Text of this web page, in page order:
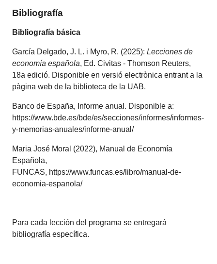
Bibliografía
Bibliografía básica
García Delgado, J. L. i Myro, R. (2025):Lecciones de
economía española, Ed. Civitas - Thomson Reuters,
18a edició. Disponible en versió electrònica entrant a la
pàgina web de la biblioteca de la UAB.
Banco de España, Informe anual. Disponible a:
https://www.bde.es/bde/es/secciones/informes/informes-
y-memorias-anuales/informe-anual/
Maria José Moral (2022), Manual de Economía
Española,
FUNCAS, https://www.funcas.es/libro/manual-de-
economia-espanola/
Para cada lección del programa se entregará
bibliografía específica.